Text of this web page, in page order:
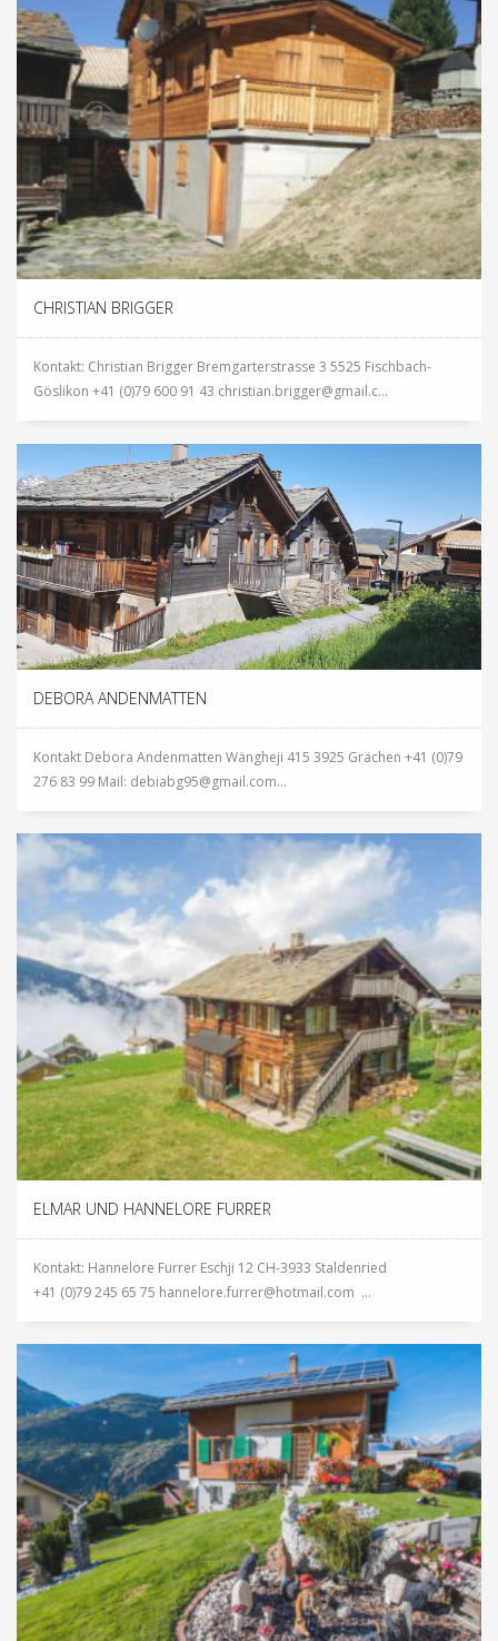
CHRISTIAN BRIGGER
Kontakt: Christian Brigger Bremgarterstrasse 3 5525 Fischbach-
Göslikon +41 (0)79 600 91 43 christian.brigger@gmail.c...
DEBORA ANDENMATTEN
Kontakt Debora Andenmatten Wängheji 415 3925 Grächen +41 (0)79
276 83 99 Mail: debiabg95@gmail.com...
ELMAR UND HANNELORE FURRER
Kontakt: Hannelore Furrer Eschji 12 CH-3933 Staldenried
+41 (0)79 245 65 75 hannelore.furrer@hotmail.com ...